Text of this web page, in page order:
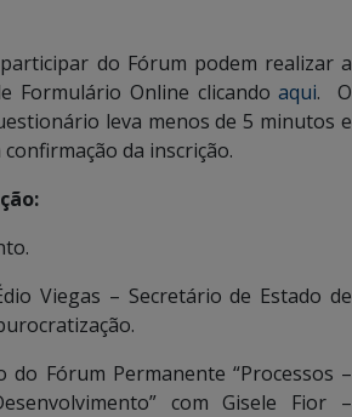
do Fórum podem realizar a
Formulário Online clicandoaqui. O
leva menos de 5 minutos e
da inscrição.
Viegas – Secretário de Estado de
do Fórum Permanente “Processos –
com Gisele Fior –